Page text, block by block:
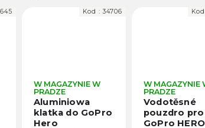
Aluminiowa
klatka do GoPro
Hero
W MAGAZYNIE W
PRADZE
Kod :34706
Vodotěsné
pouzdro pro
GoPro HERO
W MAGAZYNIE
PRADZE